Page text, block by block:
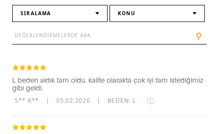
SIRALAMA KONU
⚲
L beden aldık tam oldu. kalite olarakta çok iyi tam istediğimiz
gibi geldi.
S** K** | 05.02.2026 | BEDEN: L ·